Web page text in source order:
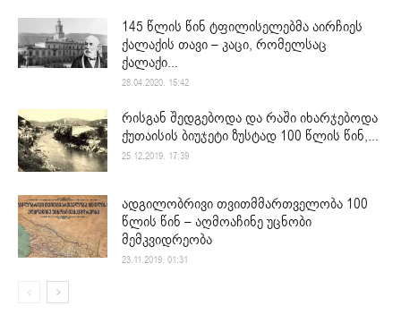
145 წლის წინ ტფილისელებმა აირჩიეს
ქალაქის თავი – კაცი, რომელსაც
ქალაქი...
28.04.2020. 15:42
რისგან შედგებოდა და რაში იხარჯებოდა
ქუთაისის ბიუჯეტი ზუსტად 100 წლის წინ,...
25.12.2019. 17:39
ადგილობრივი თვითმმართველობა 100
წლის წინ – აღმოაჩინე უცნობი
მემკვიდრეობა
23.11.2019. 01:31